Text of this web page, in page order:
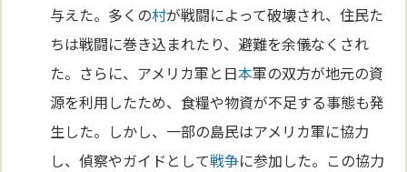
与えた。多くの村が戦闘によって破壊され、住民た
ちは戦闘に巻き込まれたり、避難を余儀なくされ
た。さらに、アメリカ軍と日本軍の双方が地元の資
源を利用したため、食糧や物資が不足する事態も発
生した。しかし、一部の島民はアメリカ軍に協力
し、偵察やガイドとして戦争に参加した。この協力